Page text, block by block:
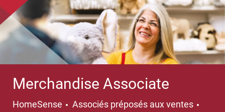
Merchandise Associate
HomeSense Catégorie
Associés préposés aux ventes